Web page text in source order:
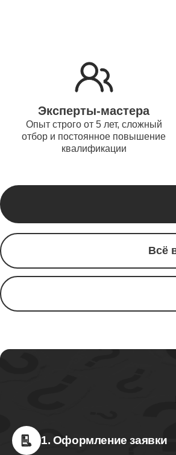
Эксперты-мастера
Опыт строго от 5 лет, сложный
отбор и постоянное повышение
квалификации
Всё
1. Оформление заявки